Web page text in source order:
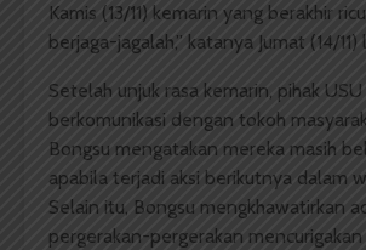
Kamis (13/11) kemarin yang berakhir
berjaga-jagalah,” katanya Jumat (14/
Setelah unjuk rasa kemarin, pihak USU
berkomunikasi dengan tokoh
Bongsu mengatakan mereka masih
apabila terjadi aksi berikutnya dalam
Selain itu, Bongsu mengkhawatirkan
pergerakan-pergerakan